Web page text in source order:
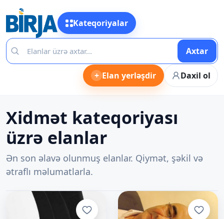
Kateqoriyalar
Axtar
+ Elan yerləşdir Daxil ol
Xidmət kateqoriyası
üzrə elanlar
Ən son əlavə olunmuş elanlar. Qiymət, şəkil və
ətraflı məlumatlarla.